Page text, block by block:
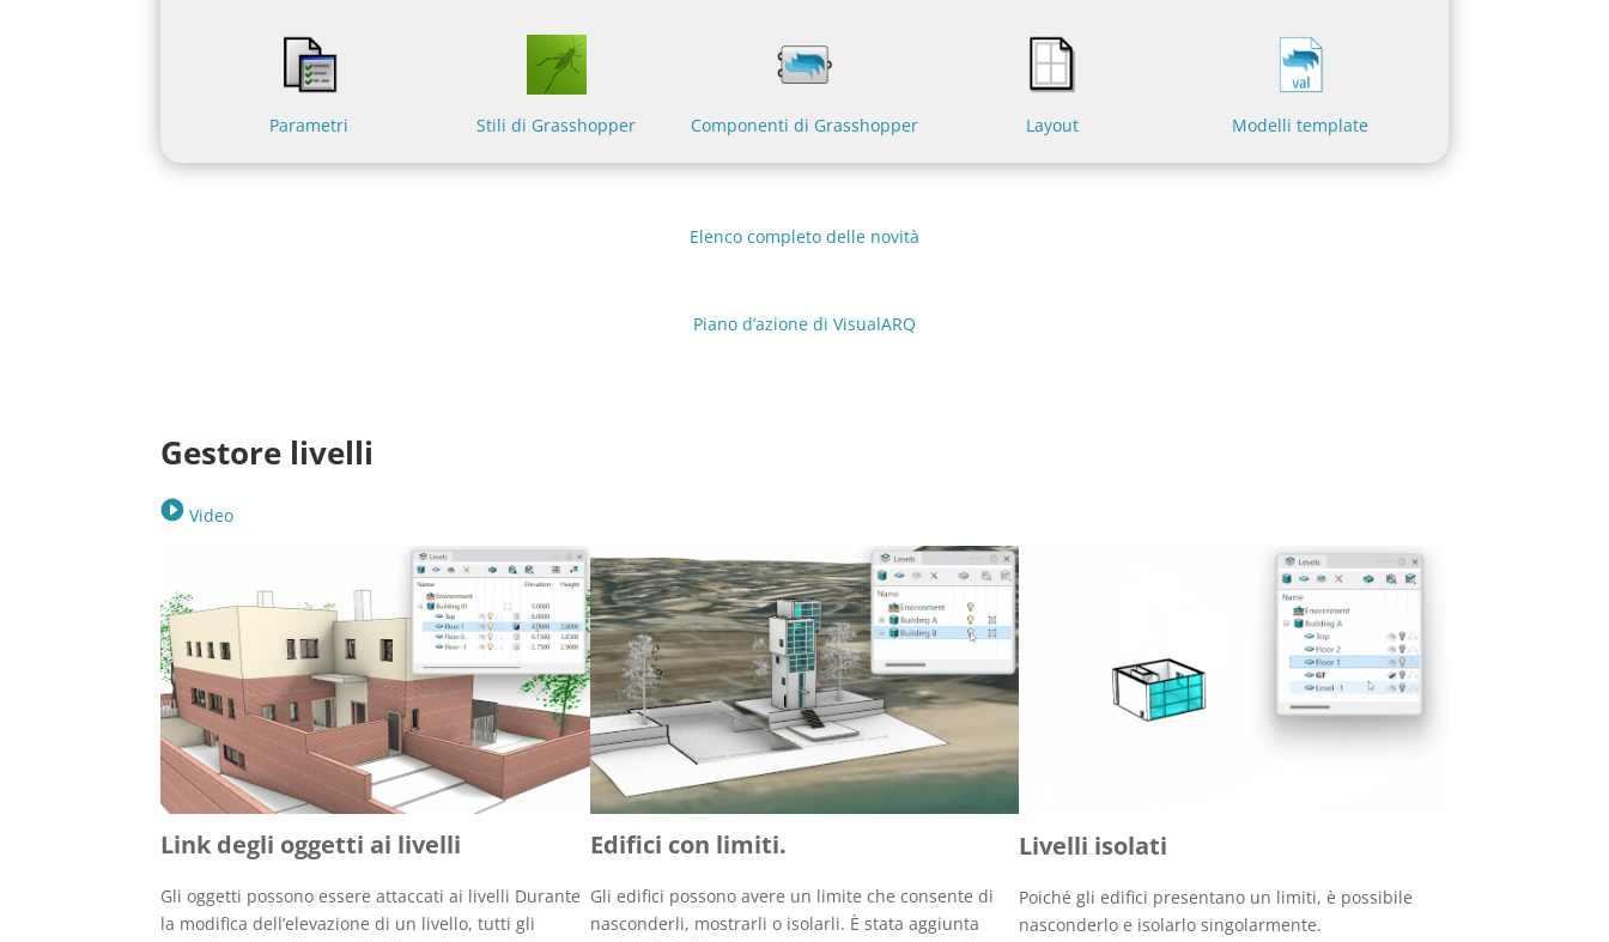
Parametri Stili di Grasshopper Componenti di Grasshopper Layout Modelli template
Elenco completo delle novità
Piano d’azione di VisualARQ
Gestore livelli
Video
Link degli oggetti ai livelli
Gli oggetti possono essere attaccati ai livelli Durante
la modifica dell’elevazione di un livello, tutti gli
Edifici con limiti.
Gli edifici possono avere un limite che consente di
nasconderli, mostrarli o isolarli. È stata aggiunta
Livelli isolati
Poiché gli edifici presentano un limiti, è possibile
nasconderlo e isolarlo singolarmente.